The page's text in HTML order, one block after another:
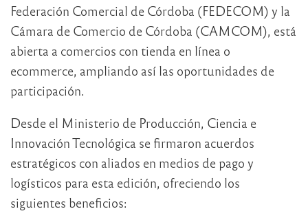
Federación Comercial de Córdoba (FEDECOM) y la
Cámara de Comercio de Córdoba (CAMCOM), está
abierta a comercios con tienda en línea o
ecommerce, ampliando así las oportunidades de
participación.
Desde el Ministerio de Producción, Ciencia e
Innovación Tecnológica se firmaron acuerdos
estratégicos con aliados en medios de pago y
logísticos para esta edición, ofreciendo los
siguientes beneficios: